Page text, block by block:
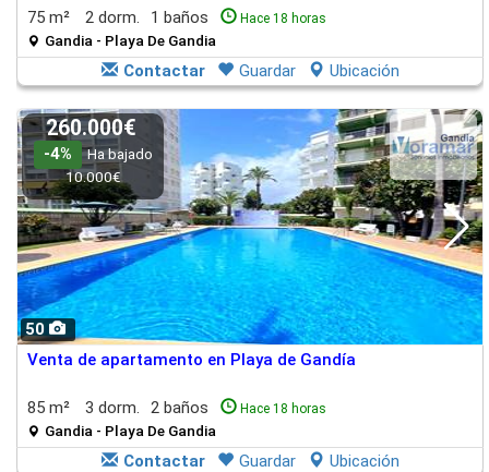
75 m² 2 dorm. 1 baños Hace 18 horas
Gandia - Playa De Gandia
Contactar Guardar Ubicación
50
260.000€
-4%
Ha bajado
10.000€
Venta de apartamento en Playa de Gandía
85 m² 3 dorm. 2 baños Hace 18 horas
Gandia - Playa De Gandia
Contactar Guardar Ubicación